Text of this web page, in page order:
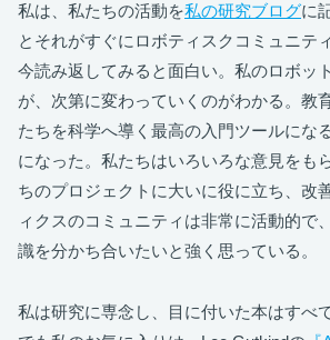
私は、私たちの活動を私の研究ブログに
とそれがすぐにロボティスクコミュニテ
今読み返してみると面白い。私のロボッ
が、次第に変わっていくのがわかる。教
たちを科学へ導く最高の入門ツールにな
になった。私たちはいろいろな意見をも
ちのプロジェクトに大いに役に立ち、改
ィクスのコミュニティは非常に活動的で
識を分かち合いたいと強く思っている。
私は研究に専念し、目に付いた本はすべ